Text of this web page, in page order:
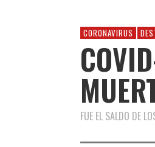
CORONAVIRUS
FUE EL SALDO DE